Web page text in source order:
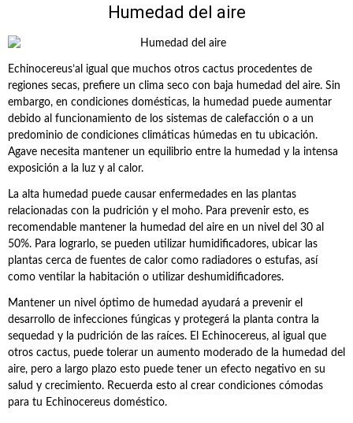
Humedad del aire
Echinocereus’al igual que muchos otros cactus procedentes de
regiones secas, prefiere un clima seco con baja humedad del aire. Sin
embargo, en condiciones domésticas, la humedad puede aumentar
debido al funcionamiento de los sistemas de calefacción o a un
predominio de condiciones climáticas húmedas en tu ubicación.
Agave necesita mantener un equilibrio entre la humedad y la intensa
exposición a la luz y al calor.
La alta humedad puede causar enfermedades en las plantas
relacionadas con la pudrición y el moho. Para prevenir esto, es
recomendable mantener la humedad del aire en un nivel del 30 al
50%. Para lograrlo, se pueden utilizar humidificadores, ubicar las
plantas cerca de fuentes de calor como radiadores o estufas, así
como ventilar la habitación o utilizar deshumidificadores.
Mantener un nivel óptimo de humedad ayudará a prevenir el
desarrollo de infecciones fúngicas y protegerá la planta contra la
sequedad y la pudrición de las raíces. El Echinocereus, al igual que
otros cactus, puede tolerar un aumento moderado de la humedad del
aire, pero a largo plazo esto puede tener un efecto negativo en su
salud y crecimiento. Recuerda esto al crear condiciones cómodas
para tu Echinocereus doméstico.